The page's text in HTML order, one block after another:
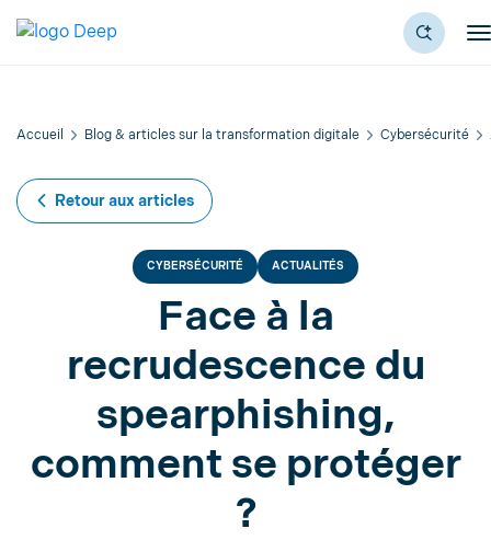
Accueil Blog & articles sur la transformation digitale Cybersécurité
Retour aux articles
CYBERSÉCURITÉ ACTUALITÉS
Face à la
recrudescence du
spearphishing,
comment se protéger
?